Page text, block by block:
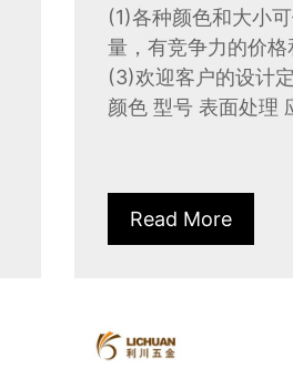
(1)各种颜色和大小
量，有竞争力的价
(3)欢迎客户的设计
颜色 型号 表面处理
Read More